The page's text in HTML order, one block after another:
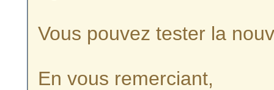
Vous pouvez tester la
En vous remerciant,